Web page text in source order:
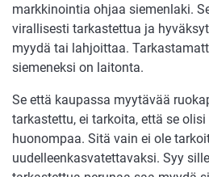
markkinointia ohjaa siemenlaki.
virallisesti tarkastettua ja
myydä tai lahjoittaa.
siemeneksi on laitonta.
Se että kaupassa myytävää
tarkastettu, ei tarkoita, että se
huonompaa. Sitä vain ei ole
uudelleenkasvatettavaksi. Syy